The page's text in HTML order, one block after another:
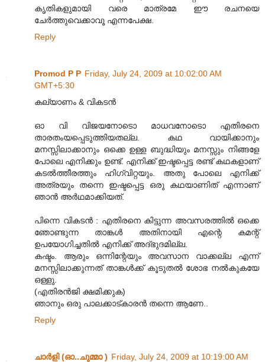
കൃതികളുമായി വരെ മാത്രമേ ഈ രചനയെ
ചേർത്തുവെക്കാവൂ എന്നപേക്ഷ.
Reply
Promod P P Friday, July 24, 2009 at 10:02:00 AM
GMT+5:30
കല്യാണം & വികടൻ
ഓ വി വിജയനോടൊ മാധവനോടൊ എതിരനെ
താരതംയപ്പെടുത്തിയതല്ല. കഥ വായിക്കാനും
മനസ്സിലാക്കാനും ഒക്കെ ഉള്ള ബുദ്ധിയും മനസ്സും നിങ്ങളേ
പോലെ എനിക്കും ഉണ്ട്. എനിക്ക് ഇഷ്ടപ്പെട്ട രണ്ട് കഥകളാണ്
കടൽത്തീരത്തും ഹിഗ്വിറ്റയും. അതു പോലെ എനിക്ക്
അത്രയും തന്നെ ഇഷ്ടപ്പെട്ട ഒരു കഥയാണിത് എന്നാണ്
ഞാൻ അർഥമാക്കിയത്.
പിന്നെ വികടൻ : എതിരനെ കിട്ടുന്ന അവസരത്തിൽ ഒക്കെ
ഞോണ്ടുന്ന താങ്കൾ അതിനായി എന്റെ കമന്റ്
ഉപയോഗിച്ചതിൽ എനിക്ക് അദ്‌ഭുദമില്ല.
കഷ്ടം. ആരും ഒന്നിന്റേയും അവസാന വാക്കല്ല എന്ന്
മനസ്സിലാക്കുന്നത് താങ്കൾക്ക് കൂടുതൽ ശോഭ നൽകുകയേ
ഒള്ളു.
(എതിരൻ‌ജി ക്ഷമിക്കുക)
ഞാനും ഒരു പാലക്കാട്കാരൻ തന്നെ ആണേ..
Reply
ചാര്‍ളി (ഓ..ചുമ്മാ ) Friday, July 24, 2009 at 10:19:00 AM